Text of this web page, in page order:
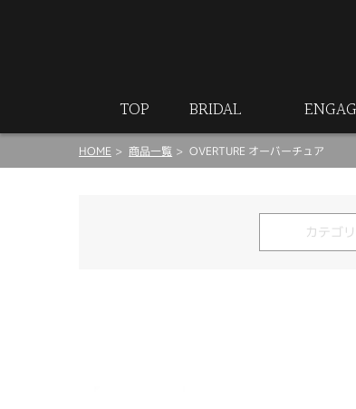
TOP BRIDAL
HOME 商品一覧 OVERTURE オーバーチュア